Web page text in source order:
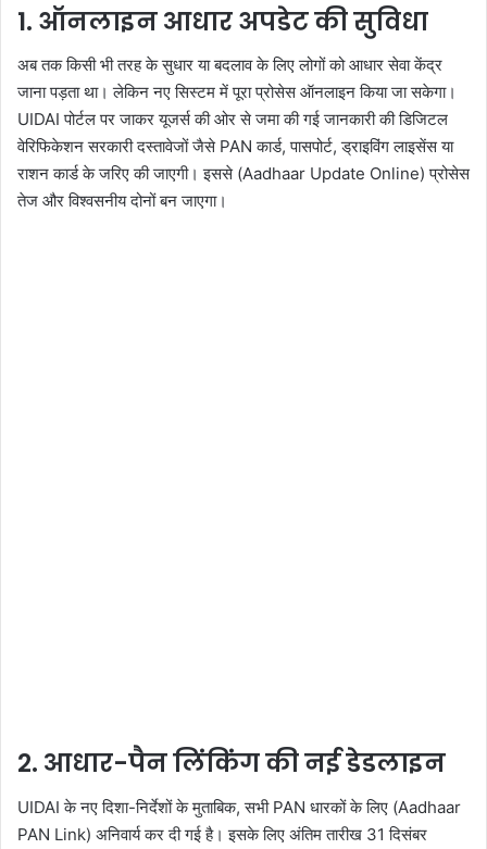
1. ऑनलाइन आधार अपडेट की सुविधा
अब तक किसी भी तरह के सुधार या बदलाव के लिए लोगों को आधार सेवा केंद्र
जाना पड़ता था। लेकिन नए सिस्टम में पूरा प्रोसेस ऑनलाइन किया जा सकेगा।
UIDAI पोर्टल पर जाकर यूजर्स की ओर से जमा की गई जानकारी की डिजिटल
वेरिफिकेशन सरकारी दस्तावेजों जैसे PAN कार्ड, पासपोर्ट, ड्राइविंग लाइसेंस या
राशन कार्ड के जरिए की जाएगी। इससे (Aadhaar Update Online) प्रोसेस
तेज और विश्वसनीय दोनों बन जाएगा।
2. आधार-पैन लिंकिंग की नई डेडलाइन
UIDAI के नए दिशा-निर्देशों के मुताबिक, सभी PAN धारकों के लिए (Aadhaar
PAN Link) अनिवार्य कर दी गई है। इसके लिए अंतिम तारीख 31 दिसंबर